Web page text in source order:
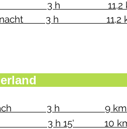
3 h 11,2
- Küssnacht 3 h
3 h 15' 10
3 h 9